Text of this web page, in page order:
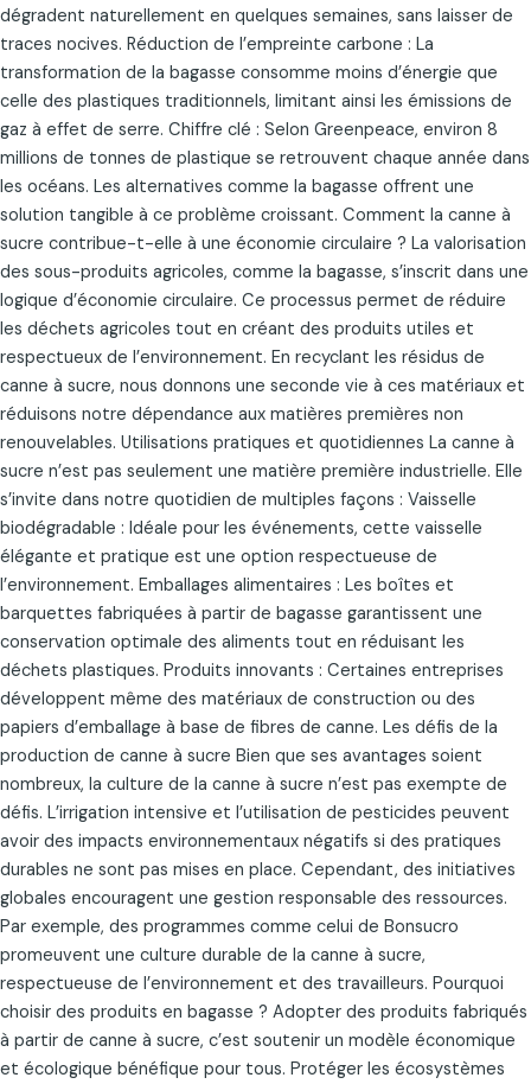
dégradent naturellement en quelques semaines, sans laisser de
traces nocives. Réduction de l’empreinte carbone : La
transformation de la bagasse consomme moins d’énergie que
celle des plastiques traditionnels, limitant ainsi les émissions de
gaz à effet de serre. Chiffre clé : Selon Greenpeace, environ 8
millions de tonnes de plastique se retrouvent chaque année dans
les océans. Les alternatives comme la bagasse offrent une
solution tangible à ce problème croissant. Comment la canne à
sucre contribue-t-elle à une économie circulaire ? La valorisation
des sous-produits agricoles, comme la bagasse, s’inscrit dans une
logique d’économie circulaire. Ce processus permet de réduire
les déchets agricoles tout en créant des produits utiles et
respectueux de l’environnement. En recyclant les résidus de
canne à sucre, nous donnons une seconde vie à ces matériaux et
réduisons notre dépendance aux matières premières non
renouvelables. Utilisations pratiques et quotidiennes La canne à
sucre n’est pas seulement une matière première industrielle. Elle
s’invite dans notre quotidien de multiples façons : Vaisselle
biodégradable : Idéale pour les événements, cette vaisselle
élégante et pratique est une option respectueuse de
l’environnement. Emballages alimentaires : Les boîtes et
barquettes fabriquées à partir de bagasse garantissent une
conservation optimale des aliments tout en réduisant les
déchets plastiques. Produits innovants : Certaines entreprises
développent même des matériaux de construction ou des
papiers d’emballage à base de fibres de canne. Les défis de la
production de canne à sucre Bien que ses avantages soient
nombreux, la culture de la canne à sucre n’est pas exempte de
défis. L’irrigation intensive et l’utilisation de pesticides peuvent
avoir des impacts environnementaux négatifs si des pratiques
durables ne sont pas mises en place. Cependant, des initiatives
globales encouragent une gestion responsable des ressources.
Par exemple, des programmes comme celui de Bonsucro
promeuvent une culture durable de la canne à sucre,
respectueuse de l’environnement et des travailleurs. Pourquoi
choisir des produits en bagasse ? Adopter des produits fabriqués
à partir de canne à sucre, c’est soutenir un modèle économique
et écologique bénéfique pour tous. Protéger les écosystèmes